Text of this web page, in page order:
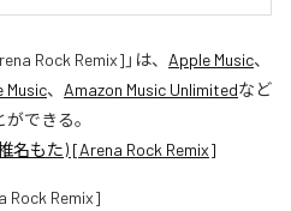
Rock Remix] 」は、 Apple Music、
Music、 Amazon Music Unlimitedなど
できる。
名もた) [Arena Rock Remix]